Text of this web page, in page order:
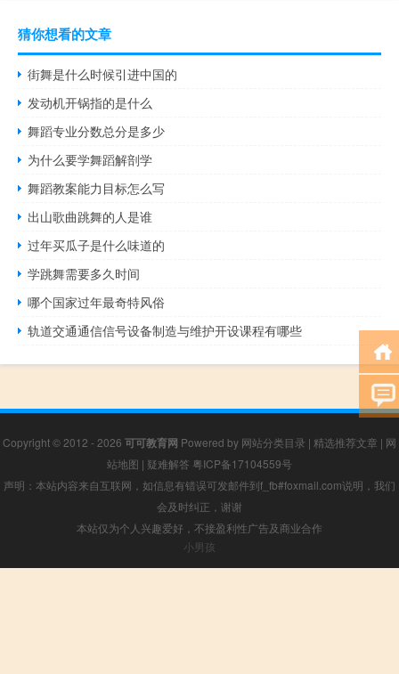
猜你想看的文章
街舞是什么时候引进中国的
发动机开锅指的是什么
舞蹈专业分数总分是多少
为什么要学舞蹈解剖学
舞蹈教案能力目标怎么写
出山歌曲跳舞的人是谁
过年买瓜子是什么味道的
学跳舞需要多久时间
哪个国家过年最奇特风俗
轨道交通通信信号设备制造与维护开设课程有哪些
Copyright © 2012 - 2026 可可教育网 Powered by 网站分类目录 | 精选推荐文章 | 网
站地图 | 疑难解答 粤ICP备17104559号
声明：本站内容来自互联网，如信息有错误可发邮件到f_fb#foxmail.com说明，我们
会及时纠正，谢谢
本站仅为个人兴趣爱好，不接盈利性广告及商业合作
小男孩